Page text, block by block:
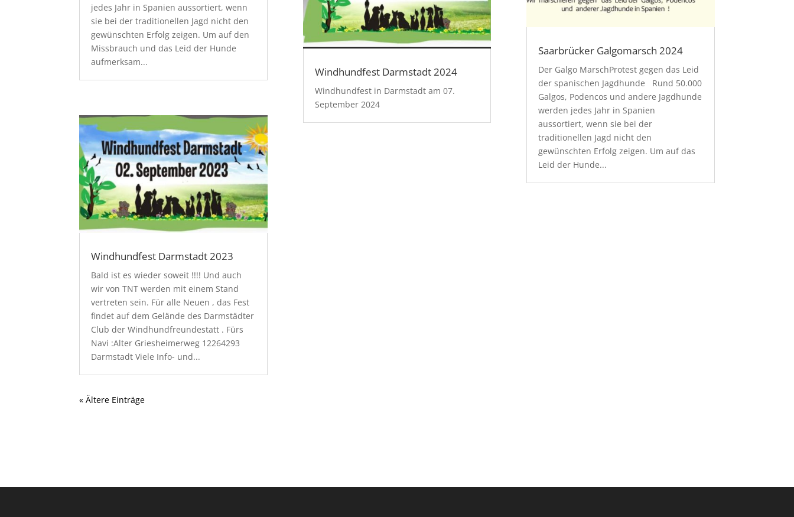
jedes Jahr in Spanien aussortiert, wenn
sie bei der traditionellen Jagd nicht den
gewünschten Erfolg zeigen. Um auf den
Missbrauch und das Leid der Hunde
aufmerksam...
Windhundfest Darmstadt 2023
Bald ist es wieder soweit !!!! Und auch
wir von TNT werden mit einem Stand
vertreten sein. Für alle Neuen , das Fest
findet auf dem Gelände des Darmstädter
Club der Windhundfreundestatt . Fürs
Navi :Alter Griesheimerweg 12264293
Darmstadt Viele Info- und...
Windhundfest Darmstadt 2024
Windhundfest in Darmstadt am 07.
September 2024
Saarbrücker Galgomarsch 2024
Der Galgo MarschProtest gegen das Leid
der spanischen Jagdhunde Rund 50.000
Galgos, Podencos und andere Jagdhunde
werden jedes Jahr in Spanien
aussortiert, wenn sie bei der
traditionellen Jagd nicht den
gewünschten Erfolg zeigen. Um auf das
Leid der Hunde...
« Ältere Einträge